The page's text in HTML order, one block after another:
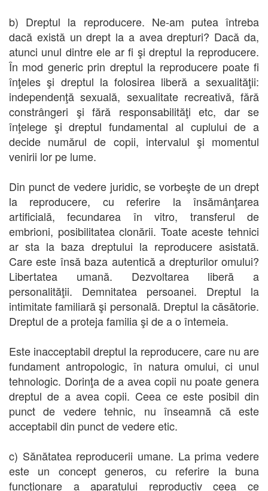
b) Dreptul la reproducere. Ne-am putea întreba
dacă există un drept la a avea drepturi? Dacă da,
atunci unul dintre ele ar fi şi dreptul la reproducere.
În mod generic prin dreptul la reproducere poate fi
înţeles şi dreptul la folosirea liberă a sexualităţii:
independenţă sexuală, sexualitate recreativă, fără
constrângeri şi fără responsabilităţi etc, dar se
înţelege şi dreptul fundamental al cuplului de a
decide numărul de copii, intervalul şi momentul
venirii lor pe lume.
Din punct de vedere juridic, se vorbeşte de un drept
la reproducere, cu referire la însămânţarea
artificială, fecundarea în vitro, transferul de
embrioni, posibilitatea clonării. Toate aceste tehnici
ar sta la baza dreptului la reproducere asistată.
Care este însă baza autentică a drepturilor omului?
Libertatea umană. Dezvoltarea liberă a
personalităţii. Demnitatea persoanei. Dreptul la
intimitate familiară şi personală. Dreptul la căsătorie.
Dreptul de a proteja familia şi de a o întemeia.
Este inacceptabil dreptul la reproducere, care nu are
fundament antropologic, în natura omului, ci unul
tehnologic. Dorinţa de a avea copii nu poate genera
dreptul de a avea copii. Ceea ce este posibil din
punct de vedere tehnic, nu înseamnă că este
acceptabil din punct de vedere etic.
c) Sănătatea reproducerii umane. La prima vedere
este un concept generos, cu referire la buna
funcţionare a aparatului reproductiv ceea ce